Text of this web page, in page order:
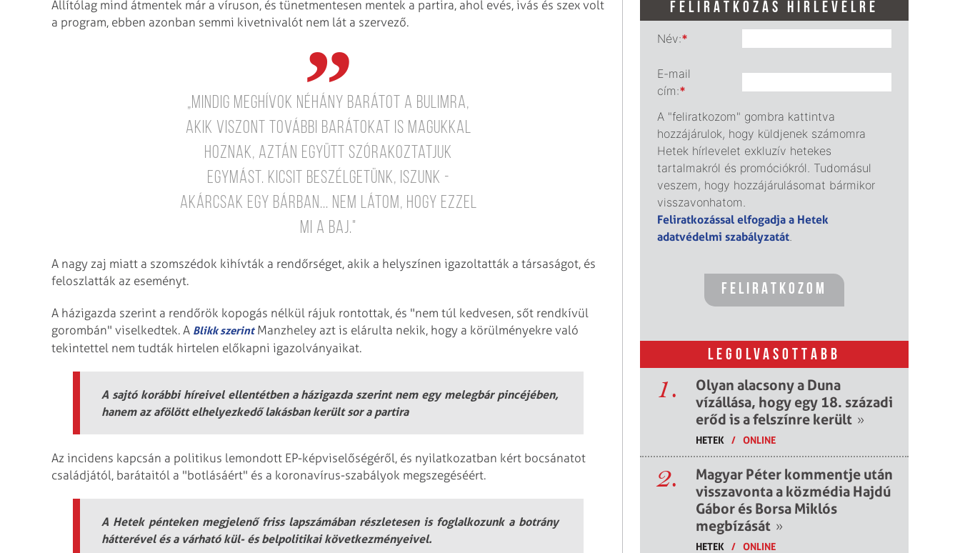
Állítólag mind átmentek már a víruson, és tünetmentesen mentek a partira, ahol evés, ivás és szex volt
a program, ebben azonban semmi kivetnivalót nem lát a szervező.
„Mindig meghívok néhány barátot a bulimra,
akik viszont további barátokat is magukkal
hoznak, aztán együtt szórakoztatjuk
egymást. Kicsit beszélgetünk, iszunk -
akárcsak egy bárban... Nem látom, hogy ezzel
mi a baj."
A nagy zaj miatt a szomszédok kihívták a rendőrséget, akik a helyszínen igazoltatták a társaságot, és
feloszlatták az eseményt.
A házigazda szerint a rendőrök kopogás nélkül rájuk rontottak, és "nem túl kedvesen, sőt rendkívül
gorombán" viselkedtek. A Blikk szerintManzheley azt is elárulta nekik, hogy a körülményekre való
tekintettel nem tudták hirtelen előkapni igazolványaikat.
A sajtó korábbi híreivel ellentétben a házigazda szerint nem egy melegbár pincéjében,
hanem az afölött elhelyezkedő lakásban került sor a partira
Az incidens kapcsán a politikus lemondott EP-képviselőségéről, és nyilatkozatban kért bocsánatot
családjától, barátaitól a "botlásáért" és a koronavírus-szabályok megszegéséért.
A Hetek pénteken megjelenő friss lapszámában részletesen is foglalkozunk a botrány
hátterével és a várható kül- és belpolitikai következményeivel.
FELIRATKOZÁS HÍRLEVÉLRE
Név:*
E-mail
cím:*
A "feliratkozom" gombra kattintva
hozzájárulok, hogy küldjenek számomra
Hetek hírlevelet exkluzív hetekes
tartalmakról és promóciókról. Tudomásul
veszem, hogy hozzájárulásomat bármikor
visszavonhatom.
Feliratkozással elfogadja a Hetek
adatvédelmi szabályzatát
LEGOLVASOTTABB
1.
Olyan alacsony a Duna
vízállása, hogy egy 18. századi
erőd is a felszínre került »
HETEK / ONLINE
2.
Magyar Péter kommentje után
visszavonta a közmédia Hajdú
Gábor és Borsa Miklós
megbízását »
HETEK / ONLINE